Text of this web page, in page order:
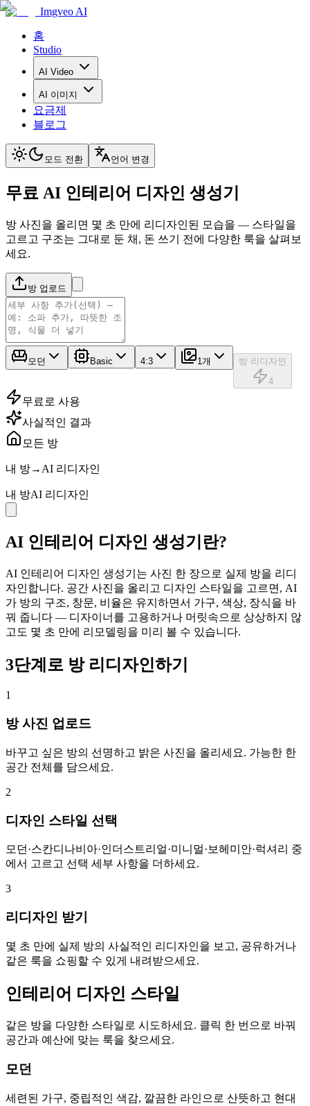
Imgveo AI
홈
Studio
AI Video
AI 이미지
요금제
블로그
모드 전환 언어 변경
무료 AI 인테리어 디자인 생성기
방 사진을 올리면 몇 초 만에 리디자인된 모습을 — 스타일을
고르고 구조는 그대로 둔 채, 돈 쓰기 전에 다양한 룩을 살펴보
세요.
방 업로드
모던 Basic 4:3 1개
방 리디자인
4
무료로 사용
사실적인 결과
모든 방
내 방→ AI 리디자인
내 방AI 리디자인
AI 인테리어 디자인 생성기란?
AI 인테리어 디자인 생성기는 사진 한 장으로 실제 방을 리디
자인합니다. 공간 사진을 올리고 디자인 스타일을 고르면, AI
가 방의 구조, 창문, 비율은 유지하면서 가구, 색상, 장식을 바
꿔 줍니다 — 디자이너를 고용하거나 머릿속으로 상상하지 않
고도 몇 초 만에 리모델링을 미리 볼 수 있습니다.
3단계로 방 리디자인하기
1
방 사진 업로드
바꾸고 싶은 방의 선명하고 밝은 사진을 올리세요. 가능한 한
공간 전체를 담으세요.
2
디자인 스타일 선택
모던·스칸디나비아·인더스트리얼·미니멀·보헤미안·럭셔리 중
에서 고르고 선택 세부 사항을 더하세요.
3
리디자인 받기
몇 초 만에 실제 방의 사실적인 리디자인을 보고, 공유하거나
같은 룩을 쇼핑할 수 있게 내려받으세요.
인테리어 디자인 스타일
같은 방을 다양한 스타일로 시도하세요. 클릭 한 번으로 바꿔
공간과 예산에 맞는 룩을 찾으세요.
모던
세련된 가구, 중립적인 색감, 깔끔한 라인으로 산뜻하고 현대